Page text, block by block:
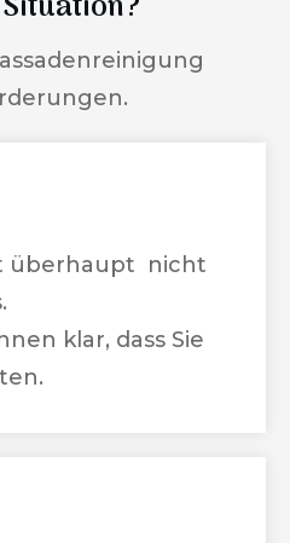
überhaupt nicht
klar, dass Sie